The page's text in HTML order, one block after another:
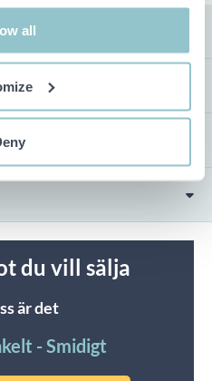
all
du vill sälja
är det
- Smidigt